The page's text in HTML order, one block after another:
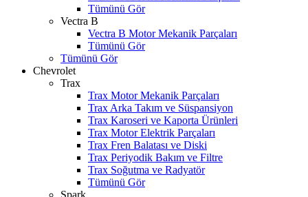
Tümünü Gör
Vectra B
Vectra B Motor Mekanik Parçaları
Tümünü Gör
Tümünü Gör
Chevrolet
Trax
Trax Motor Mekanik Parçaları
Trax Arka Takım ve Süspansiyon
Trax Karoseri ve Kaporta Ürünleri
Trax Motor Elektrik Parçaları
Trax Fren Balatası ve Diski
Trax Periyodik Bakım ve Filtre
Trax Soğutma ve Radyatör
Tümünü Gör
Spark